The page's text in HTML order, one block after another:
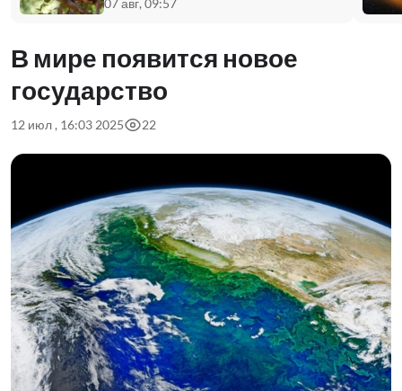
07 авг, 09:57
В мире появится новое
государство
12 июл , 16:03 2025 22